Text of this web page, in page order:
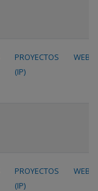
PROYECTOS
(IP)
WEB
PROYECTOS
(IP)
WEB